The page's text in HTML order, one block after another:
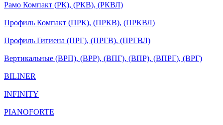
Рамо Компакт (РК), (РКВ), (РКВЛ)
Профиль Компакт (ПРК), (ПРКВ), (ПРКВЛ)
Профиль Гигиена (ПРГ), (ПРГВ), (ПРГВЛ)
Вертикальные (ВРП), (ВРР), (ВПГ), (ВПР), (ВПРГ), (ВРГ)
BILINER
INFINITY
PIANOFORTE